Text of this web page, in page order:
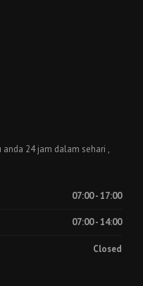
24 jam dalam sehari ,
07:00 - 17:00
07:00 - 14:00
Closed